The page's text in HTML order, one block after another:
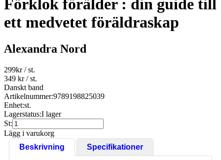
Förklok förälder : din guide till
ett medvetet föräldraskap
Alexandra Nord
299kr/ st.
349 kr/ st.
Danskt band
Artikelnummer:9789198825039
Enhet:st.
Lagerstatus:I lager
St:
Lägg i varukorg
Beskrivning
Specifikationer